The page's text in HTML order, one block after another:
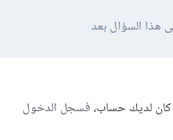
هذا السؤال بعد
كان لديك حساب،فسجل الدخول